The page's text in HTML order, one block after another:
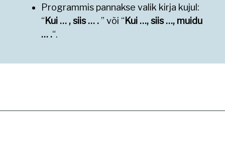
Programmis pannakse valik kirja kujul:
“ Kui … , siis … .” või “ Kui …, siis …, muidu
… .“.